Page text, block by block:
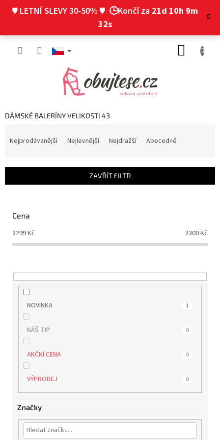
♥ LETNÍ SLEVY 30-50% ♥ 🕒Končí za 21d 10h 9m
31s
DÁMSKÉ BALERÍNY VELIKOSTI 43
í
Nejprodávanější Nejlevnější Nejdražší Abecedně
ZAVŘÍT FILTR
Cena
2299Kč 2300Kč
NOVINKA 1
NÁŠ TIP 0
AKČNÍ CENA 0
VÝPRODEJ 0
Značky